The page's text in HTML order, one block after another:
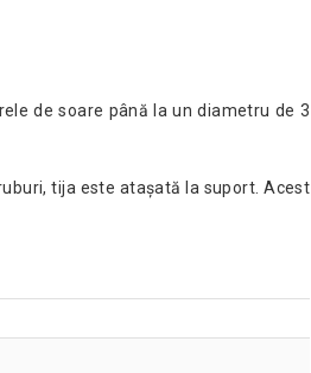
de soare până la un diametru de 3
tija este atașată la suport. Acest